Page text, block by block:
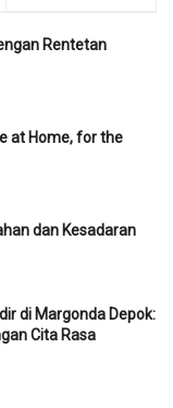
Rentetan
at Home, for the
dan Kesadaran
di Margonda Depok:
Cita Rasa